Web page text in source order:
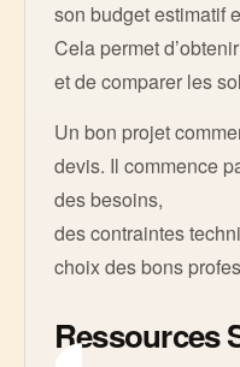
son budget estimatif
Cela permet
et de comparer les
Un bon projet
devis. Il commence
des besoins,
des contraintes
choix des bons
Ressources